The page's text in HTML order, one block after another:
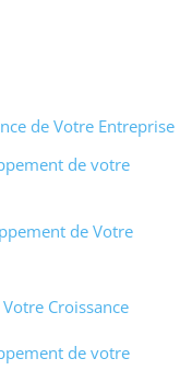
de Votre Entreprise
de votre
de Votre
Croissance
de votre